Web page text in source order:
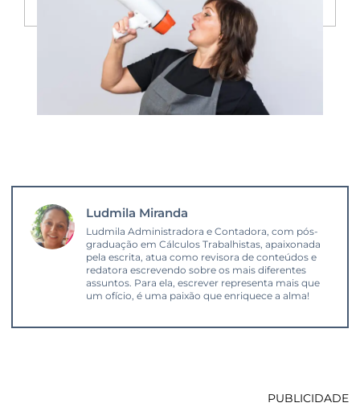
Ludmila Miranda
Ludmila Administradora e Contadora, com pós-
graduação em Cálculos Trabalhistas, apaixonada
pela escrita, atua como revisora de conteúdos e
redatora escrevendo sobre os mais diferentes
assuntos. Para ela, escrever representa mais que
um ofício, é uma paixão que enriquece a alma!
PUBLICIDADE